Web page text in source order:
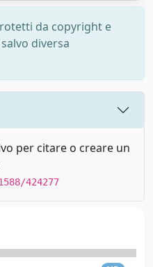
da copyright e
diversa
per citare o creare un
424277